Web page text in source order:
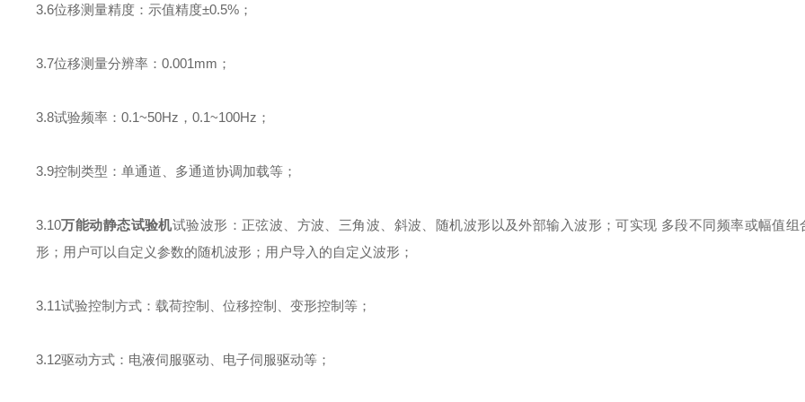
3.6位移测量精度：示值精度±0.5% ；
3.7位移测量分辨率： 0.001mm ；
3.8试验频率： 0.1~50Hz ， 0.1~100Hz ；
3.9控制类型：单通道、多通道协调加载等；
3.10万能动静态试验机试验波形：正弦波、方波、三角波、斜波、随机波形以及外部输入波形；可实现 多段不同频率或幅值组
形；用户可以自定义参数的随机波形；用户导入的自定义波形；
3.11试验控制方式：载荷控制、位移控制、变形控制等；
3.12驱动方式：电液伺服驱动、电子伺服驱动等；